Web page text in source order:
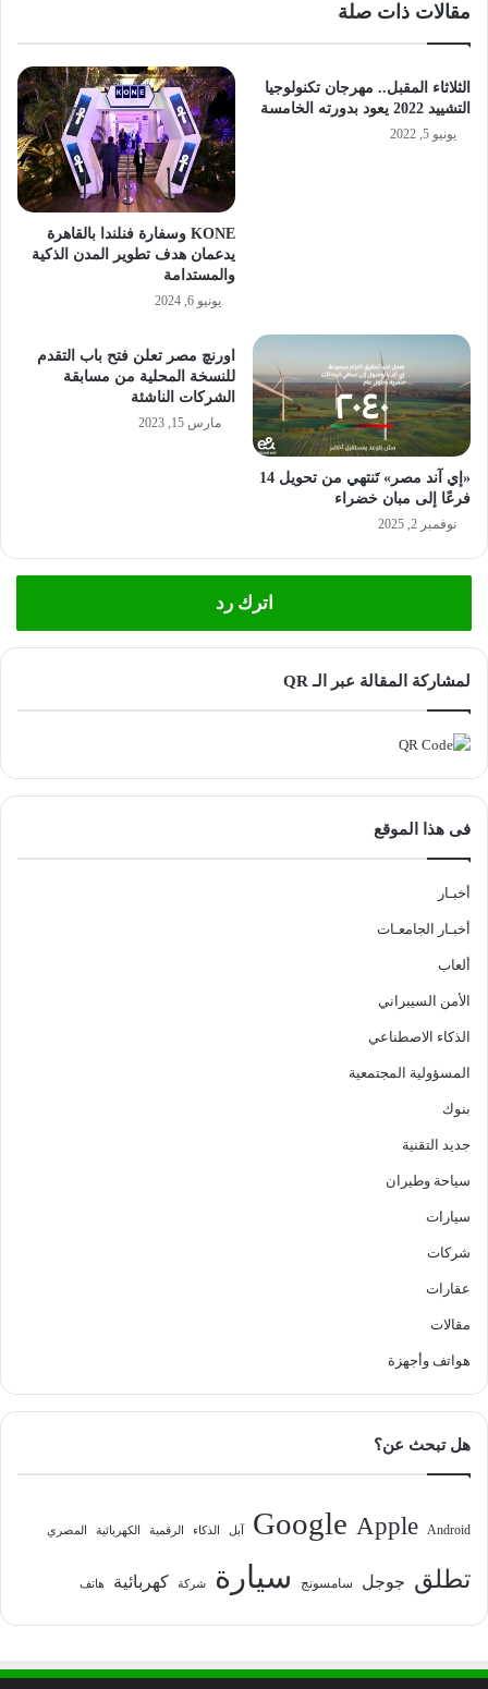
مقالات ذات صلة
الثلاثاء المقبل.. مهرجان تكنولوجيا
التشييد 2022 يعود بدورته الخامسة
يونيو 5, 2022
KONE وسفارة فنلندا بالقاهرة
يدعمان هدف تطوير المدن الذكية
والمستدامة
يونيو 6, 2024
«إي آند مصر» تَنتهي من تحويل 14
فرعًا إلى مبان خضراء
نوفمبر 2, 2025
اورنچ مصر تعلن فتح باب التقدم
للنسخة المحلية من مسابقة
الشركات الناشئة
مارس 15, 2023
اترك رد
لمشاركة المقالة عبر الـ QR
فى هذا الموقع
أخبـار
أخبـار الجامعـات
ألعاب
الأمن السيبراني
الذكاء الاصطناعي
المسؤولية المجتمعية
بنوك
جديد التقنية
سياحة وطيران
سيارات
شركات
عقارات
مقالات
هواتف وأجهزة
هل تبحث عن؟
Android
Apple
Google آبل الذكاء الرقمية الكهربائية المصري
تطلق جوجل سامسونج سيارة شركة كهربائية هاتف